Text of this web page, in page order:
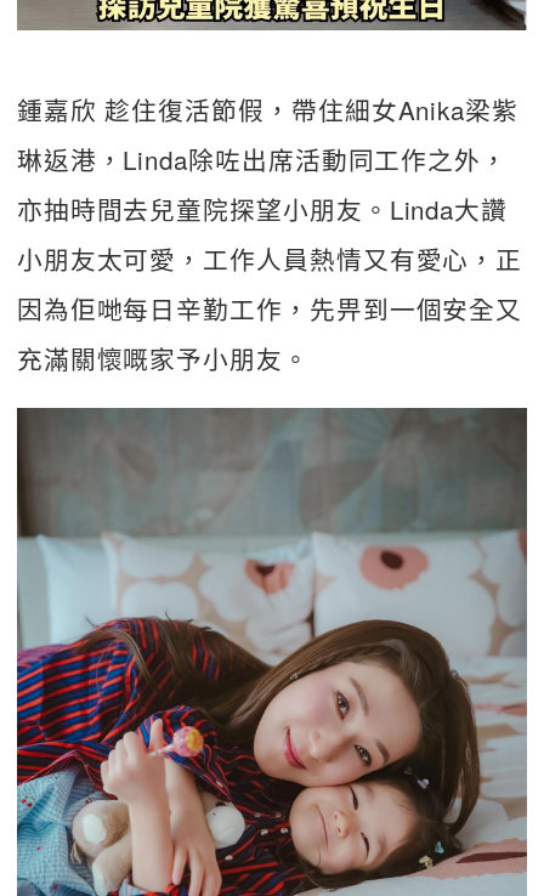
鍾嘉欣 趁住復活節假，帶住細女Anika梁紫
琳返港，Linda除咗出席活動同工作之外，
亦抽時間去兒童院探望小朋友。Linda大讚
小朋友太可愛，工作人員熱情又有愛心，正
因為佢哋每日辛勤工作，先畀到一個安全又
充滿關懷嘅家予小朋友。